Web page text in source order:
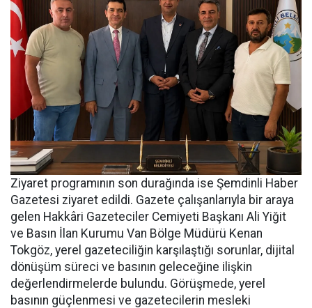
Ziyaret programının son durağında ise Şemdinli Haber
Gazetesi ziyaret edildi. Gazete çalışanlarıyla bir araya
gelen Hakkâri Gazeteciler Cemiyeti Başkanı Ali Yiğit
ve Basın İlan Kurumu Van Bölge Müdürü Kenan
Tokgöz, yerel gazeteciliğin karşılaştığı sorunlar, dijital
dönüşüm süreci ve basının geleceğine ilişkin
değerlendirmelerde bulundu. Görüşmede, yerel
basının güçlenmesi ve gazetecilerin mesleki